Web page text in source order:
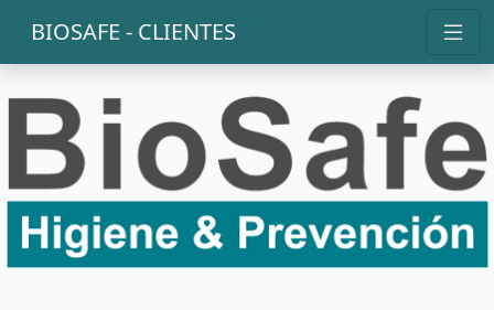
BIOSAFE - CLIENTES